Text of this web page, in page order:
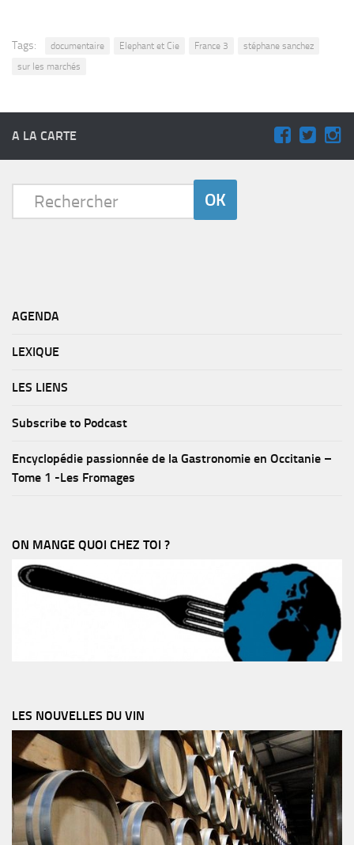
Tags: documentaire Elephant et Cie France 3
stéphane sanchez
sur les marchés
A LA CARTE
AGENDA
LEXIQUE
LES LIENS
Subscribe to Podcast
Encyclopédie passionnée de la Gastronomie en Occitanie –
Tome 1 -Les Fromages
ON MANGE QUOI CHEZ TOI ?
LES NOUVELLES DU VIN